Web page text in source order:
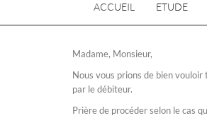
ACCUEIL ETUDE
Madame, Monsieur,
Nous vous prions de bien
par le débiteur.
Prière de procéder selon le cas